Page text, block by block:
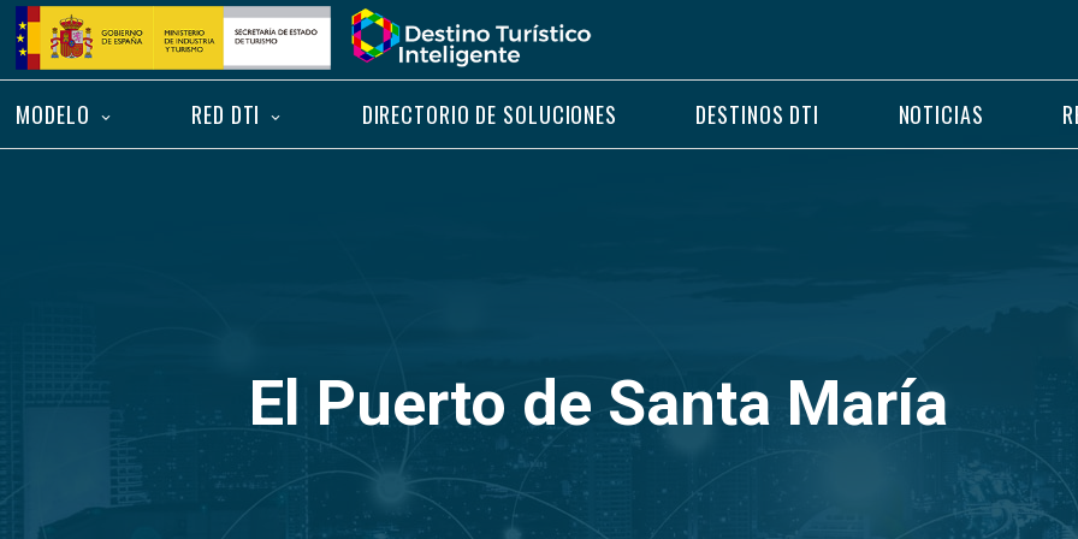
Saltar
contenido
Inicio
MODELO RED DTI DIRECTORIO DE SOLUCIONES DESTINOS DTI NOTICIAS
El Puerto de Santa María